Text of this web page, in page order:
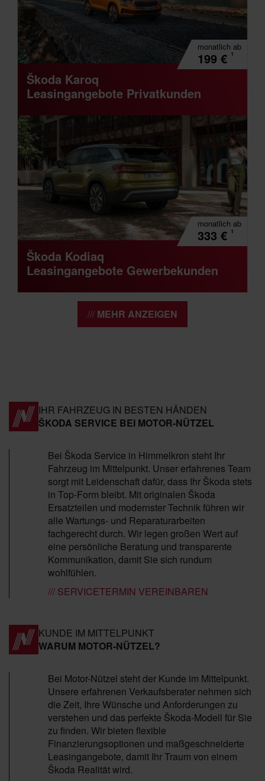
monatlich ab
199 € ¹
Škoda Karoq
Leasingangebote Privatkunden
monatlich ab
333 € ¹
Škoda Kodiaq
Leasingangebote Gewerbekunden
MEHR ANZEIGEN
IHR FAHRZEUG IN BESTEN HÄNDEN
ŠKODA SERVICE BEI MOTOR-NÜTZEL
Bei Škoda Service in Himmelkron steht Ihr
Fahrzeug im Mittelpunkt. Unser erfahrenes Team
sorgt mit Leidenschaft dafür, dass Ihr Škoda stets
in Top-Form bleibt. Mit originalen Škoda
Ersatzteilen und modernster Technik führen wir
alle Wartungs- und Reparaturarbeiten
fachgerecht durch. Wir legen großen Wert auf
eine persönliche Beratung und transparente
Kommunikation, damit Sie sich rundum
wohlfühlen.
/// SERVICETERMIN VEREINBAREN
KUNDE IM MITTELPUNKT
WARUM MOTOR-NÜTZEL?
Bei Motor-Nützel steht der Kunde im Mittelpunkt.
Unsere erfahrenen Verkaufsberater nehmen sich
die Zeit, Ihre Wünsche und Anforderungen zu
verstehen und das perfekte Škoda-Modell für Sie
zu finden. Wir bieten flexible
Finanzierungsoptionen und maßgeschneiderte
Leasingangebote, damit Ihr Traum von einem
Škoda Realität wird.